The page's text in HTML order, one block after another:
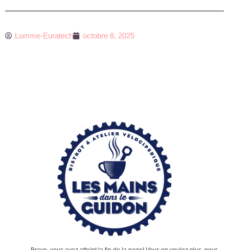
Lomme-Euratech octobre 8, 2025